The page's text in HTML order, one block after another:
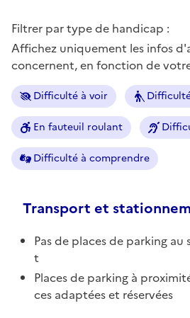
Filtrer par type de handicap :
Affichez uniquement les infos
concernent, en fonction de
Difficulté à voir
En fauteuil roulant
Difficulté à comprendre
Transport et
Pas de places de parking
t
Places de parking à
ces adaptées et réservées